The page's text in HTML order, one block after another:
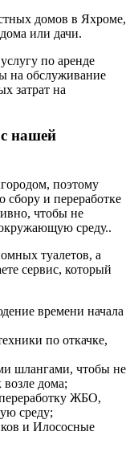
домов в Яхроме,
или дачи.
по аренде
на обслуживание
затрат на
нашей
поэтому
и переработке
чтобы не
окружающую среду..
туалетов, а
сервис, который
времени начала
по откачке,
шлангами, чтобы не
возле дома;
ЖБО,
среду;
и Илососные